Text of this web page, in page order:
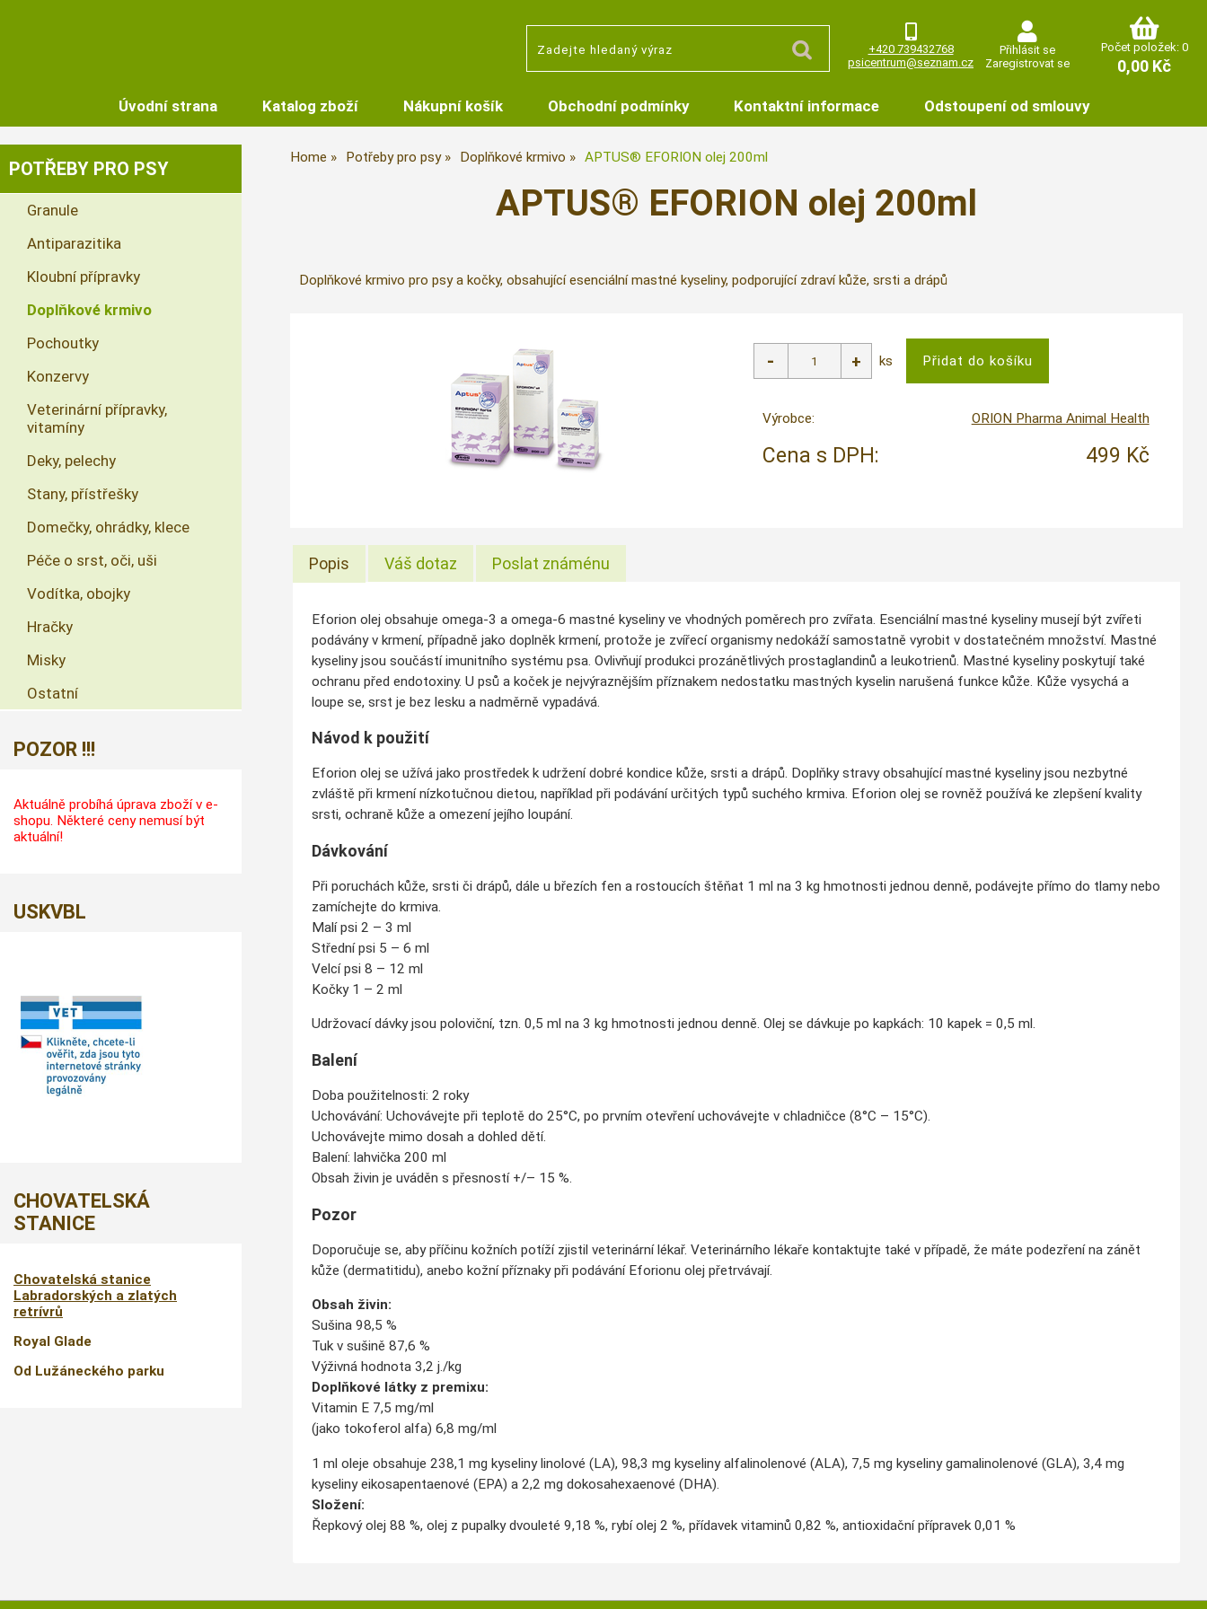
+420 739432768
psicentrum@seznam.cz
Přihlásit se
Zaregistrovat se
Počet položek: 0
0,00 Kč
Úvodní strana Katalog zboží Nákupní košík Obchodní podmínky Kontaktní informace Odstoupení od smlouvy
Home Potřeby pro psy Doplňkové krmivo APTUS® EFORION olej 200ml
APTUS® EFORION olej 200ml
Doplňkové krmivo pro psy a kočky, obsahující esenciální mastné kyseliny, podporující zdraví kůže, srsti a drápů
ks
Výrobce: ORION Pharma Animal Health
Cena s DPH: 499 Kč
Popis Váš dotaz Poslat známénu
Eforion olej obsahuje omega-3 a omega-6 mastné kyseliny ve vhodných poměrech pro zvířata. Esenciální mastné kyseliny musejí být zvířeti
podávány v krmení, případně jako doplněk krmení, protože je zvířecí organismy nedokáží samostatně vyrobit v dostatečném množství. Mastné
kyseliny jsou součástí imunitního systému psa. Ovlivňují produkci prozánětlivých prostaglandinů a leukotrienů. Mastné kyseliny poskytují také
ochranu před endotoxiny. U psů a koček je nejvýraznějším příznakem nedostatku mastných kyselin narušená funkce kůže. Kůže vysychá a
loupe se, srst je bez lesku a nadměrně vypadává.
Návod k použití
Eforion olej se užívá jako prostředek k udržení dobré kondice kůže, srsti a drápů. Doplňky stravy obsahující mastné kyseliny jsou nezbytné
zvláště při krmení nízkotučnou dietou, například při podávání určitých typů suchého krmiva. Eforion olej se rovněž používá ke zlepšení kvality
srsti, ochraně kůže a omezení jejího loupání.
Dávkování
Při poruchách kůže, srsti či drápů, dále u březích fen a rostoucích štěňat 1 ml na 3 kg hmotnosti jednou denně, podávejte přímo do tlamy nebo
zamíchejte do krmiva.
Malí psi 2 – 3 ml
Střední psi 5 – 6 ml
Velcí psi 8 – 12 ml
Kočky 1 – 2 ml
Udržovací dávky jsou poloviční, tzn. 0,5 ml na 3 kg hmotnosti jednou denně. Olej se dávkuje po kapkách: 10 kapek = 0,5 ml.
Balení
Doba použitelnosti: 2 roky
Uchovávání: Uchovávejte při teplotě do 25°C, po prvním otevření uchovávejte v chladničce (8°C – 15°C).
Uchovávejte mimo dosah a dohled dětí.
Balení: lahvička 200 ml
Obsah živin je uváděn s přesností +/– 15 %.
Pozor
Doporučuje se, aby příčinu kožních potíží zjistil veterinární lékař. Veterinárního lékaře kontaktujte také v případě, že máte podezření na zánět
kůže (dermatitidu), anebo kožní příznaky při podávání Eforionu olej přetrvávají.
Obsah živin:
Sušina 98,5 %
Tuk v sušině 87,6 %
Výživná hodnota 3,2 j./kg
Doplňkové látky z premixu:
Vitamin E 7,5 mg/ml
(jako tokoferol alfa) 6,8 mg/ml
1 ml oleje obsahuje 238,1 mg kyseliny linolové (LA), 98,3 mg kyseliny alfalinolenové (ALA), 7,5 mg kyseliny gamalinolenové (GLA), 3,4 mg
kyseliny eikosapentaenové (EPA) a 2,2 mg dokosahexaenové (DHA).
Složení:
Řepkový olej 88 %, olej z pupalky dvouleté 9,18 %, rybí olej 2 %, přídavek vitaminů 0,82 %, antioxidační přípravek 0,01 %
POTŘEBY PRO PSY
Granule
Antiparazitika
Kloubní přípravky
Doplňkové krmivo
Pochoutky
Konzervy
Veterinární přípravky,
vitamíny
Deky, pelechy
Stany, přístřešky
Domečky, ohrádky, klece
Péče o srst, oči, uši
Vodítka, obojky
Hračky
Misky
Ostatní
POZOR !!!
Aktuálně probíhá úprava zboží v e-
shopu. Některé ceny nemusí být
aktuální!
USKVBL
CHOVATELSKÁ
STANICE
Chovatelská stanice
Labradorských a zlatých
retrívrů
Royal Glade
Od Lužáneckého parku